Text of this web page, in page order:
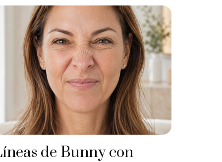
de Bunny con